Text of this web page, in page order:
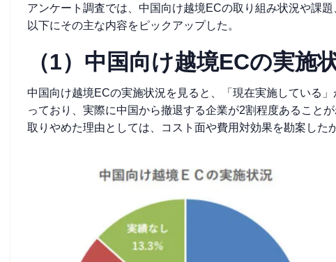
アンケート調査では、中国向け越境ECの取り組み状況や課
以下にその主な内容をピックアップした。
（1）中国向け越境ECの実施
中国向け越境ECの実施状況を見ると、「現在実施している
っており、実際に中国から撤退する企業が2割程度あることが
取りやめた理由としては、コスト面や費用対効果を勘案した